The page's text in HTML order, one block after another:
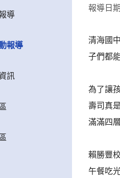
導
報導
訊
報導日
清海國
子們都
為了讓
壽司真
滿滿四
賴勝豐
午餐吃